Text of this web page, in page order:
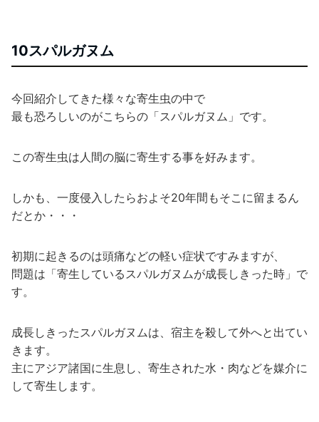
10スパルガヌム
今回紹介してきた様々な寄生虫の中で
最も恐ろしいのがこちらの「スパルガヌム」です。
この寄生虫は人間の脳に寄生する事を好みます。
しかも、一度侵入したらおよそ20年間もそこに留まるん
だとか・・・
初期に起きるのは頭痛などの軽い症状ですみますが、
問題は「寄生しているスパルガヌムが成長しきった時」で
す。
成長しきったスパルガヌムは、宿主を殺して外へと出てい
きます。
主にアジア諸国に生息し、寄生された水・肉などを媒介に
して寄生します。